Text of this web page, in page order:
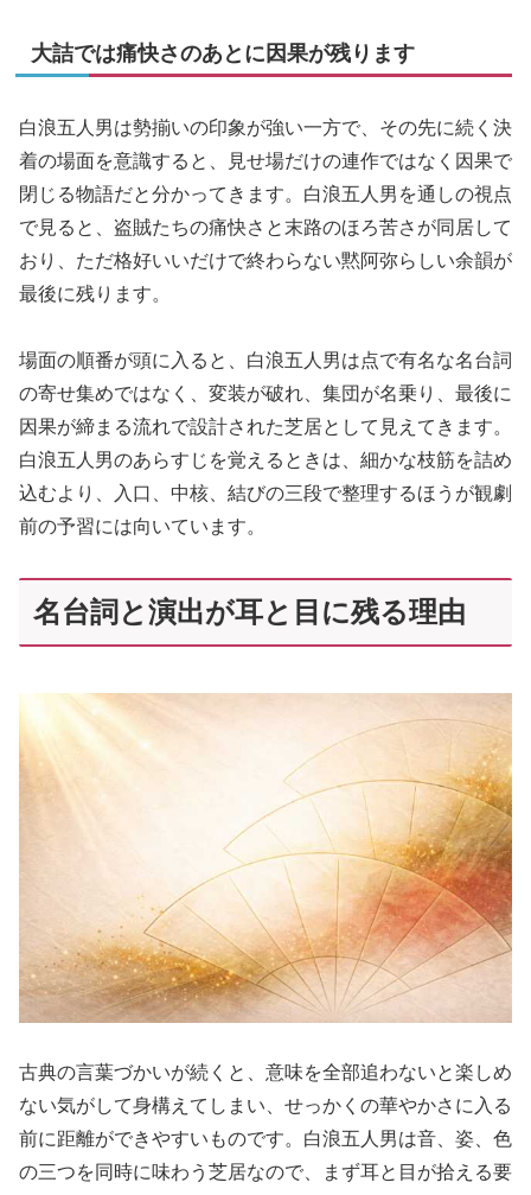
大詰では痛快さのあとに因果が残ります
白浪五人男は勢揃いの印象が強い一方で、その先に続く決
着の場面を意識すると、見せ場だけの連作ではなく因果で
閉じる物語だと分かってきます。白浪五人男を通しの視点
で見ると、盗賊たちの痛快さと末路のほろ苦さが同居して
おり、ただ格好いいだけで終わらない黙阿弥らしい余韻が
最後に残ります。
場面の順番が頭に入ると、白浪五人男は点で有名な名台詞
の寄せ集めではなく、変装が破れ、集団が名乗り、最後に
因果が締まる流れで設計された芝居として見えてきます。
白浪五人男のあらすじを覚えるときは、細かな枝筋を詰め
込むより、入口、中核、結びの三段で整理するほうが観劇
前の予習には向いています。
名台詞と演出が耳と目に残る理由
古典の言葉づかいが続くと、意味を全部追わないと楽しめ
ない気がして身構えてしまい、せっかくの華やかさに入る
前に距離ができやすいものです。白浪五人男は音、姿、色
の三つを同時に味わう芝居なので、まず耳と目が拾える要